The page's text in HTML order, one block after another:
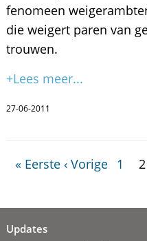
fenomeen
die weigert paren van
trouwen.
+Lees meer...
27-06-2011
« Eerste ‹ Vorige 1 2
Updates